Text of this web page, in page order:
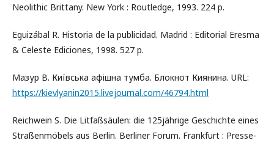
Neolithic Brittany. New York : Routledge, 1993. 224 p.
Eguizábal R. Historia de la publicidad. Madrid : Editorial Eresma
& Celeste Ediciones, 1998. 527 p.
Мазур В. Київська афішна тумба. Блокнот Киянина. URL:
https://kievlyanin2015.livejournal.com/46794.html
Reichwein S. Die Litfaßsäulen: die 125jährige Geschichte eines
Straßenmöbels aus Berlin. Berliner Forum. Frankfurt : Presse-